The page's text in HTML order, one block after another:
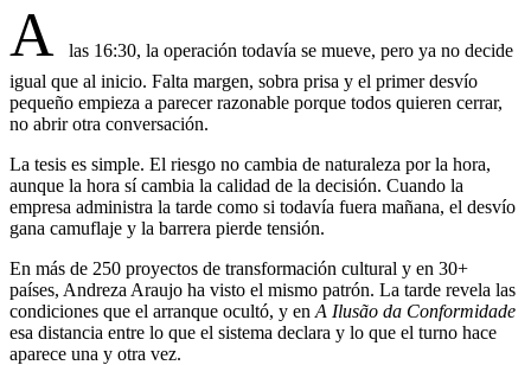
A
las 16:30, la operación todavía se mueve, pero ya no decide
igual que al inicio. Falta margen, sobra prisa y el primer desvío
pequeño empieza a parecer razonable porque todos quieren cerrar,
no abrir otra conversación.
La tesis es simple. El riesgo no cambia de naturaleza por la hora,
aunque la hora sí cambia la calidad de la decisión. Cuando la
empresa administra la tarde como si todavía fuera mañana, el desvío
gana camuflaje y la barrera pierde tensión.
En más de 250 proyectos de transformación cultural y en 30+
países, Andreza Araujo ha visto el mismo patrón. La tarde revela las
condiciones que el arranque ocultó, y en A Ilusão da Conformidade
esa distancia entre lo que el sistema declara y lo que el turno hace
aparece una y otra vez.